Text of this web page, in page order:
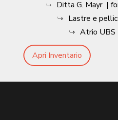
Ditta G. Mayr |
Lastre e
Atrio UBS
Apri Inventario